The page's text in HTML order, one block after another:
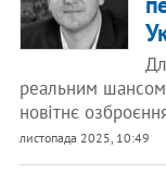
реальним шансом
новітнє
листопада 2025, 10:49